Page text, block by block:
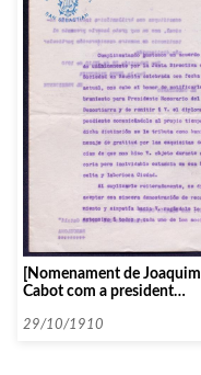
[Nomenament de Joaquim
Cabot com a president
Donostiarra]
29/10/1910